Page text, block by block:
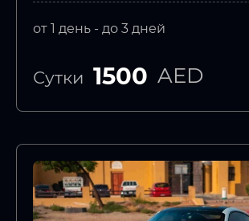
от 1 день - до 3 дней
Сутки 1500 AED